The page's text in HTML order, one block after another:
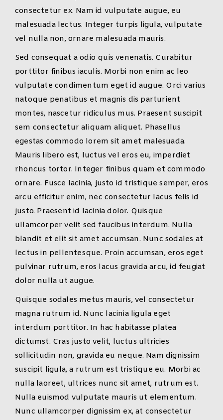
consectetur ex. Nam id vulputate augue, eu
malesuada lectus. Integer turpis ligula, vulputate
vel nulla non, ornare malesuada mauris.
Sed consequat a odio quis venenatis. Curabitur
porttitor finibus iaculis. Morbi non enim ac leo
vulputate condimentum eget id augue. Orci varius
natoque penatibus et magnis dis parturient
montes, nascetur ridiculus mus. Praesent suscipit
sem consectetur aliquam aliquet. Phasellus
egestas commodo lorem sit amet malesuada.
Mauris libero est, luctus vel eros eu, imperdiet
rhoncus tortor. Integer finibus quam et commodo
ornare. Fusce lacinia, justo id tristique semper, eros
arcu efficitur enim, nec consectetur lacus felis id
justo. Praesent id lacinia dolor. Quisque
ullamcorper velit sed faucibus interdum. Nulla
blandit et elit sit amet accumsan. Nunc sodales at
lectus in pellentesque. Proin accumsan, eros eget
pulvinar rutrum, eros lacus gravida arcu, id feugiat
dolor nulla ut augue.
Quisque sodales metus mauris, vel consectetur
magna rutrum id. Nunc lacinia ligula eget
interdum porttitor. In hac habitasse platea
dictumst. Cras justo velit, luctus ultricies
sollicitudin non, gravida eu neque. Nam dignissim
suscipit ligula, a rutrum est tristique eu. Morbi ac
nulla laoreet, ultrices nunc sit amet, rutrum est.
Nulla euismod vulputate mauris ut elementum.
Nunc ullamcorper dignissim ex, at consectetur